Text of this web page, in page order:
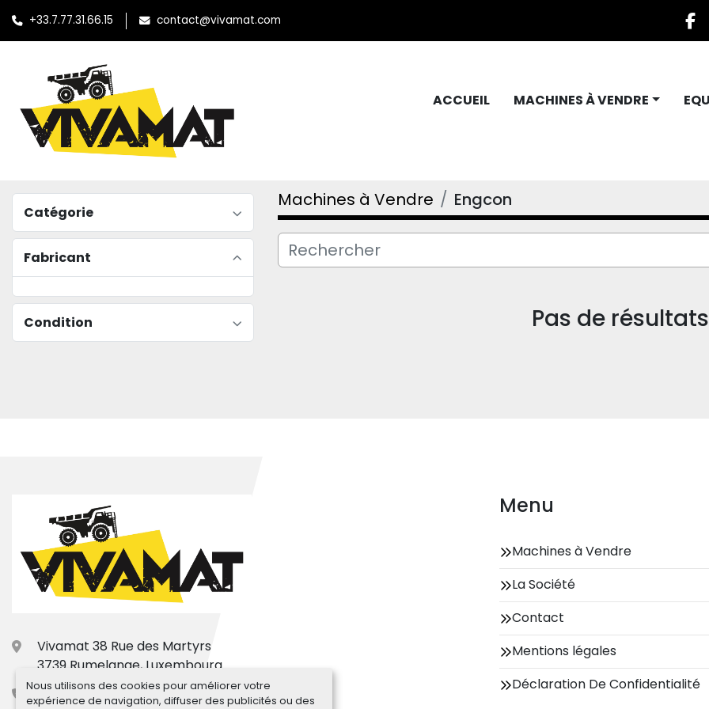
Nous utilisons des cookies pour améliorer votre
expérience de navigation, diffuser des publicités ou des
+33.7.77.31.66.15 contact@vivamat.com
ACCUEIL MACHINES À VENDRE
Catégorie
Fabricant
Condition
Machines à Vendre Engcon
Pas de
Vivamat 38 Rue des Martyrs
3739 Rumelange, Luxembourg
+33.7.77.31.66.15
Menu
Machines à Vendre
La Société
Contact
Mentions légales
Déclaration De Confidentialité